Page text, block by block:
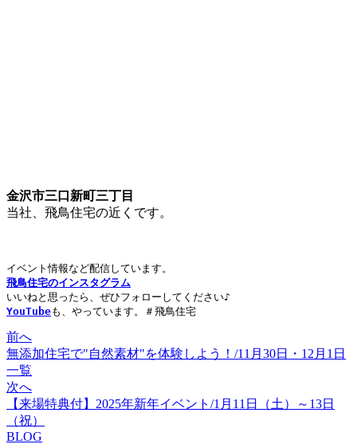
金沢市三口新町三丁目
当社、飛鳥住宅の近くです。
飛鳥住宅のインスタグラム
YouTube
前へ
無添加住宅で"自然素材"を体験しよう！/11月30日・12月1日
一覧
次へ
【来場特典付】2025年新年イベント/1月11日（土）～13日
（祝）
BLOG